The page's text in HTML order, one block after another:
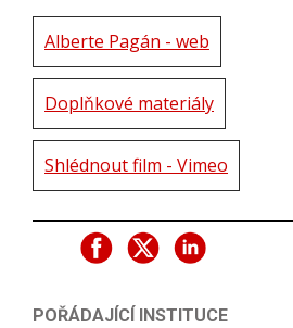
Alberte Pagán - web
Doplňkové materiály
Shlédnout film - Vimeo
POŘÁDAJÍCÍ INSTITUCE